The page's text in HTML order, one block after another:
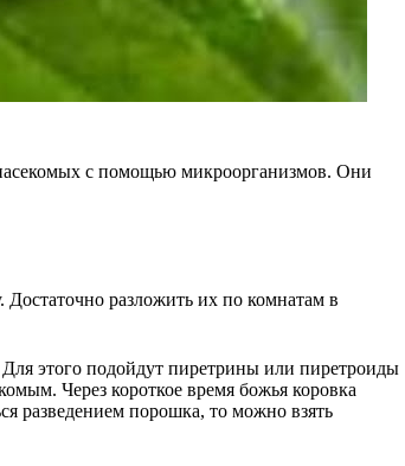
с помощью микроорганизмов. Они
разложить их по комнатам в
этого подойдут пиретрины или пиретроиды
Через короткое время божья коровка
разведением порошка, то можно взять